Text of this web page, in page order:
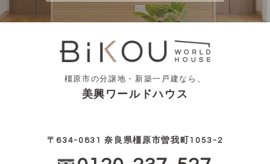
橿原市の分譲地・新築一戸建なら、
美興ワールドハウス
〒634-0831 奈良県橿原市曽我町1053-2